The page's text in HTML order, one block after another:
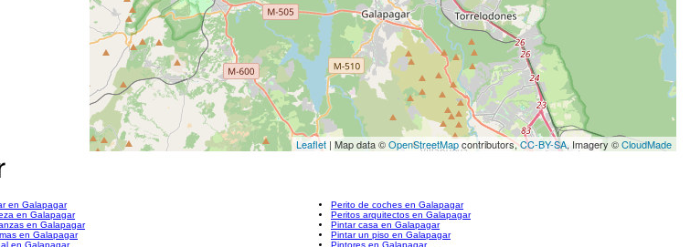
Leaflet | Map data ©OpenStreetMapcontributors,CC-BY-SA, Imagery ©CloudMade
en Galapagar
en Galapagar
en Galapagar
en Galapagar
en Galapagar
Perito de coches en Galapagar
Peritos arquitectos en Galapagar
Pintar casa en Galapagar
Pintar un piso en Galapagar
Pintores en Galapagar